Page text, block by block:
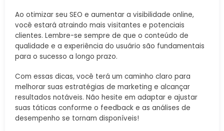
Ao otimizar seu SEO e aumentar a visibilidade online,
você estará atraindo mais visitantes e potenciais
clientes. Lembre-se sempre de que o conteúdo de
qualidade e a experiência do usuário são fundamentais
para o sucesso a longo prazo.
Com essas dicas, você terá um caminho claro para
melhorar suas estratégias de marketing e alcançar
resultados notáveis. Não hesite em adaptar e ajustar
suas táticas conforme o feedback e as análises de
desempenho se tornam disponíveis!